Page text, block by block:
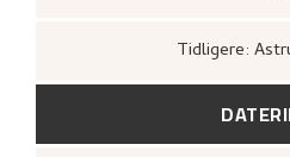
Tidligere: